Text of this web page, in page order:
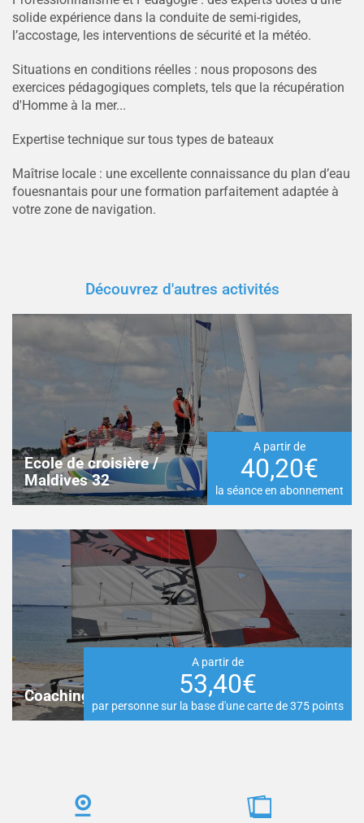
solide expérience dans la conduite de semi-rigides,
l’accostage, les interventions de sécurité et la météo.
Situations en conditions réelles : nous proposons des
exercices pédagogiques complets, tels que la récupération
d'Homme à la mer...
Expertise technique sur tous types de bateaux
Maîtrise locale : une excellente connaissance du plan d’eau
fouesnantais pour une formation parfaitement adaptée à
votre zone de navigation.
Découvrez d'autres activités
Ecole de croisière /
Maldives 32
A partir de
40,20€
la séance en abonnement
Coaching voile
A partir de
53,40€
par personne sur la base d'une carte de 375 points